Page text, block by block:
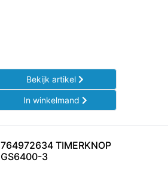
Bekijk artikel
In winkelmand
764972634 TIMERKNOP
GS6400-3